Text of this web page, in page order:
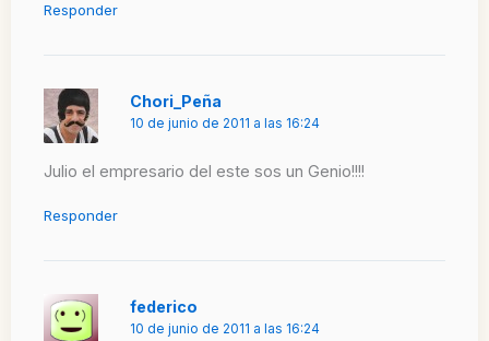
Responder
Chori_Peña
10 de junio de 2011 a las 16:24
Julio el empresario del este sos un Genio!!!!
Responder
federico
10 de junio de 2011 a las 16:24